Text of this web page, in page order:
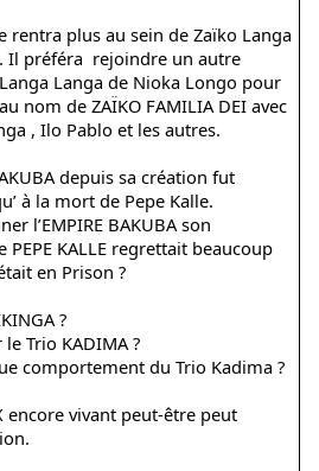
rentra plus au sein de Zaïko Langa
Il préféra rejoindre un autre
Langa de Nioka Longo pour
nom de ZAÏKO FAMILIA DEI avec
, Ilo Pablo et les autres.
depuis sa création fut
à la mort de Pepe Kalle.
l’EMPIRE BAKUBA son
PEPE KALLE regrettait beaucoup
en Prison ?
?
Trio KADIMA ?
comportement du Trio Kadima ?
encore vivant peut-être peut